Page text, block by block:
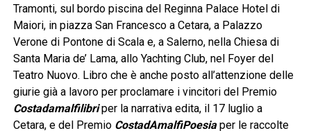
Tramonti, sul bordo piscina del Reginna Palace Hotel di
Maiori, in piazza San Francesco a Cetara, a Palazzo
Verone di Pontone di Scala e, a Salerno, nella Chiesa di
Santa Maria de’ Lama, allo Yachting Club, nel Foyer del
Teatro Nuovo. Libro che è anche posto all’attenzione delle
giurie già a lavoro per proclamare i vincitori del Premio
Costadamalfilibriper la narrativa edita, il 17 luglio a
Cetara, e del Premio CostadAmalfiPoesiaper le raccolte